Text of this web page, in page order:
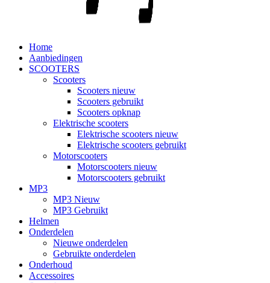
Home
Aanbiedingen
SCOOTERS
Scooters
Scooters nieuw
Scooters gebruikt
Scooters opknap
Elektrische scooters
Elektrische scooters nieuw
Elektrische scooters gebruikt
Motorscooters
Motorscooters nieuw
Motorscooters gebruikt
MP3
MP3 Nieuw
MP3 Gebruikt
Helmen
Onderdelen
Nieuwe onderdelen
Gebruikte onderdelen
Onderhoud
Accessoires